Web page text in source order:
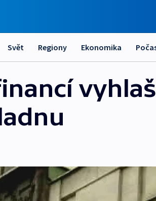
Svět Regiony Ekonomika